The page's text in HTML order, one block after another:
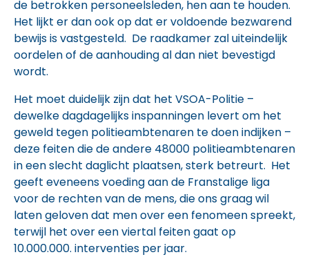
de betrokken personeelsleden, hen aan te houden.
Het lijkt er dan ook op dat er voldoende bezwarend
bewijs is vastgesteld. De raadkamer zal uiteindelijk
oordelen of de aanhouding al dan niet bevestigd
wordt.
Het moet duidelijk zijn dat het VSOA-Politie –
dewelke dagdagelijks inspanningen levert om het
geweld tegen politieambtenaren te doen indijken –
deze feiten die de andere 48000 politieambtenaren
in een slecht daglicht plaatsen, sterk betreurt. Het
geeft eveneens voeding aan de Franstalige liga
voor de rechten van de mens, die ons graag wil
laten geloven dat men over een fenomeen spreekt,
terwijl het over een viertal feiten gaat op
10.000.000. interventies per jaar.